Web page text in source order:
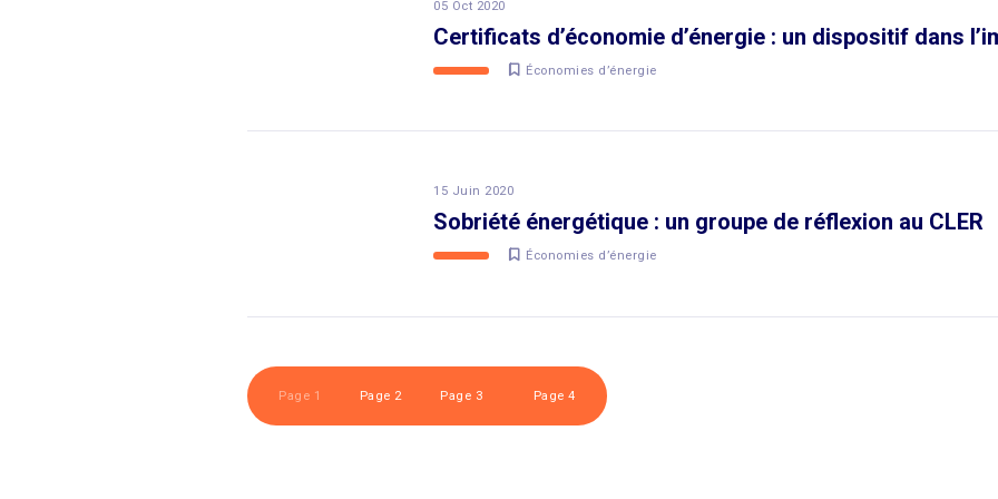
05 Oct 2020
Certificats d’économie d’énergie : un dispositif dans
Économies d’énergie
15 Juin 2020
Sobriété énergétique : un groupe de réflexion au CLER
Économies d’énergie
Page 1 Page 2 Page 3 Page 4